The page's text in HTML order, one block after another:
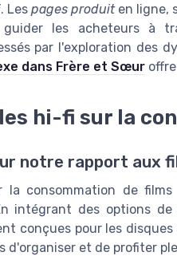
. Les pages produiten ligne,
les acheteurs à
par l'exploration des
dans Frère et Sœur
hi-fi sur la
notre rapport aux
la consommation de
intégrant des options de
conçues pour les
d'organiser et de profiter